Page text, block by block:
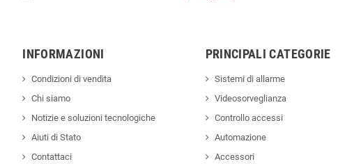
INFORMAZIONI
Condizioni di vendita
Chi siamo
Notizie e soluzioni tecnologiche
Aiuti di Stato
Contattaci
PRINCIPALI CATEGORIE
Sistemi di allarme
Videosorveglianza
Controllo accessi
Automazione
Accessori